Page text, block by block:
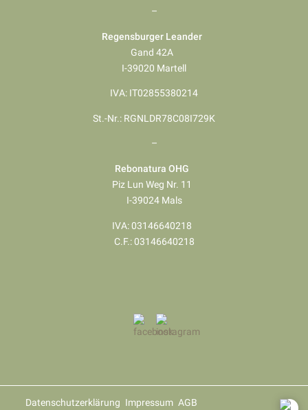
–
Regensburger Leander
Gand 42A
I-39020 Martell
IVA: IT02855380214
St.-Nr.: RGNLDR78C08I729K
–
Rebonatura OHG
Piz Lun Weg Nr. 11
I-39024 Mals
IVA: 03146640218
​​​​​​​C.F.: 03146640218
Datenschutzerklärung Impressum AGB